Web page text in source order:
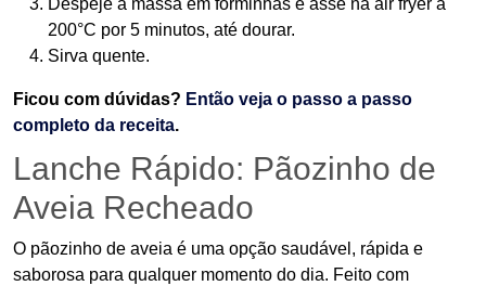
Despeje a massa em forminhas e asse na air fryer a
200°C por 5 minutos, até dourar.
Sirva quente.
Ficou com dúvidas? Então veja o passo a passo
completo da receita.
Lanche Rápido: Pãozinho de
Aveia Recheado
O pãozinho de aveia é uma opção saudável, rápida e
saborosa para qualquer momento do dia. Feito com